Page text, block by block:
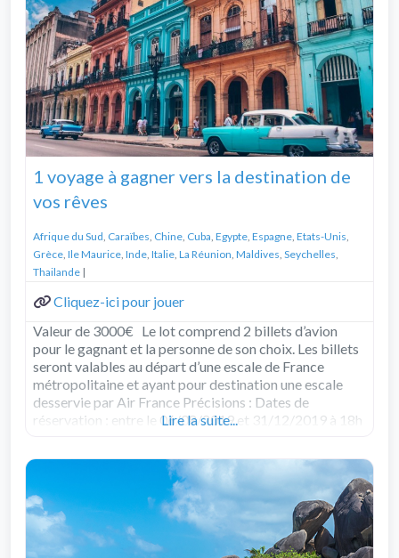
1 voyage à gagner vers la destination de
vos rêves
Afrique du Sud Caraïbes Chine Cuba Egypte Espagne Etats-Unis
Grèce Ile Maurice Inde Italie La Réunion Maldives Seychelles
Thailande |
Cliquez-ici pour jouer
Valeur de 3000€ Le lot comprend 2 billets d’avion
pour le gagnant et la personne de son choix. Les billets
seront valables au départ d’une escale de France
métropolitaine et ayant pour destination une escale
desservie par Air France Précisions : Dates de
réservation : entre le 06/08/2019 et 31/12/2019 à 18h
Lire la suite...